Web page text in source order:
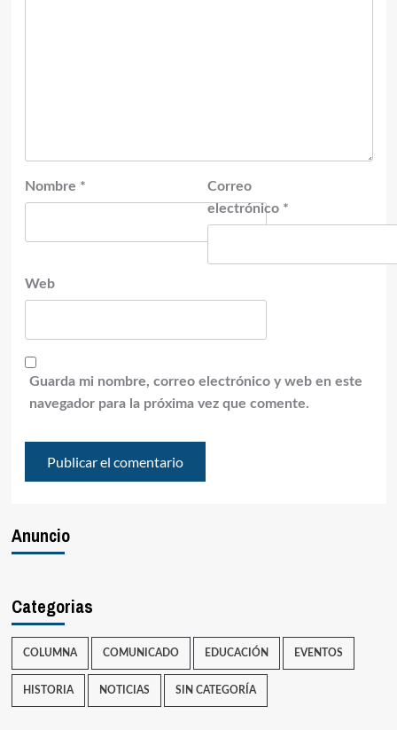
Nombre *
Correo
electrónico *
Web
Guarda mi nombre, correo electrónico y web en este
navegador para la próxima vez que comente.
Anuncio
Categorias
COLUMNA COMUNICADO EDUCACIÓN EVENTOS
HISTORIA NOTICIAS SIN CATEGORÍA